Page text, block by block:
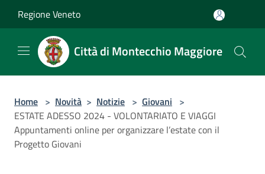
Regione Veneto
Città di Montecchio Maggiore
Home > Novità > Notizie > Giovani >
ESTATE ADESSO 2024 - VOLONTARIATO E VIAGGI
Appuntamenti online per organizzare l’estate con il
Progetto Giovani